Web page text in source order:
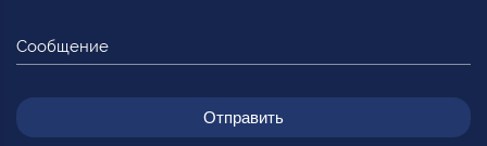
Сообщение